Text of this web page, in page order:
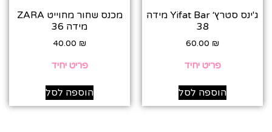
ג'ינס סטרץ׳ Yifat Bar מידה
38
60.00 ₪
פריט יחיד
הוספה לסל
מכנס שחור מחוייט ZARA
מידה 36
40.00 ₪
פריט יחיד
הוספה לסל